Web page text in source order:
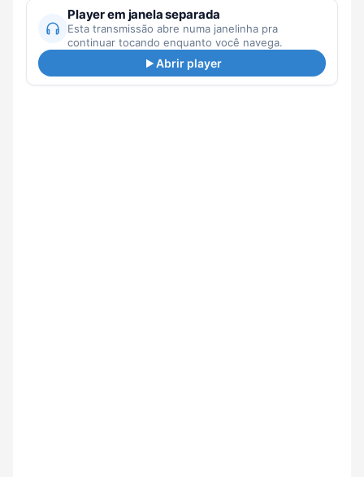
Player em janela separada
Esta transmissão abre numa janelinha pra
continuar tocando enquanto você navega.
Abrir player